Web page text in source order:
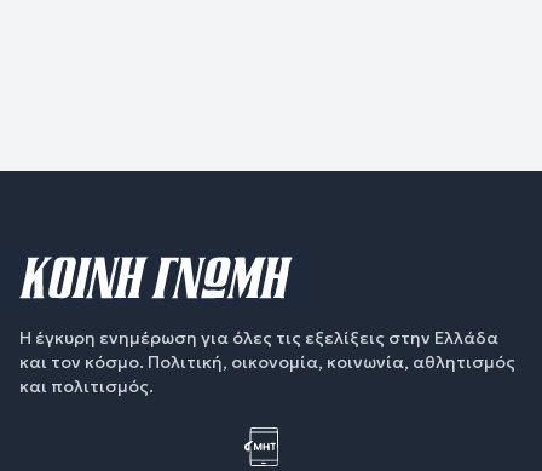
Η έγκυρη ενημέρωση για όλες τις εξελίξεις στην Ελλάδα
και τον κόσμο. Πολιτική, οικονομία, κοινωνία, αθλητισμός
και πολιτισμός.